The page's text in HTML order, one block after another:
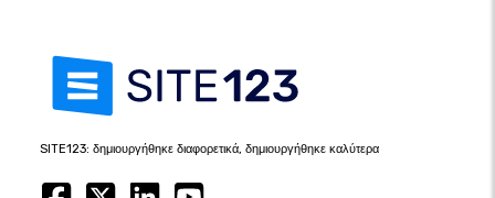
SITE123: δημιουργήθηκε διαφορετικά, δημιουργήθηκε καλύτερα